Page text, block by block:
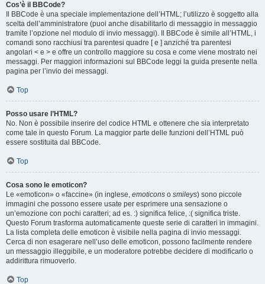
Cos’è il BBCode?
Il BBCode è una speciale implementazione dell’HTML; l’utilizzo è soggetto alla
scelta dell’amministratore (puoi anche disabilitarlo di messaggio in messaggio
tramite l’opzione nel modulo di invio messaggi). Il BBCode è simile all’HTML, i
comandi sono racchiusi tra parentesi quadre [ e ] anziché tra parentesi
angolari < e > e offre un controllo maggiore su cosa e come viene mostrato nei
messaggi. Per maggiori informazioni sul BBCode leggi la guida presente nella
pagina per l’invio dei messaggi.
Top
Posso usare l’HTML?
No. Non è possibile inserire del codice HTML e ottenere che sia interpretato
come tale in questo Forum. La maggior parte delle funzioni dell’HTML può
essere sostituita dal BBCode.
Top
Cosa sono le emoticon?
Le «emoticon» o «faccine» (in inglese, emoticons o smileys) sono piccole
immagini che possono essere usate per esprimere una sensazione o
un’emozione con pochi caratteri; ad es. :) significa felice, :( significa triste.
Questo Forum trasforma automaticamente queste serie di caratteri in immagini.
La lista completa delle emoticon è visibile nella pagina di invio messaggi.
Cerca di non esagerare nell’uso delle emoticon, possono facilmente rendere
un messaggio illeggibile, e un moderatore potrebbe decidere di modificarlo o
addirittura rimuoverlo.
Top